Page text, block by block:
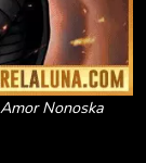
Nonoska